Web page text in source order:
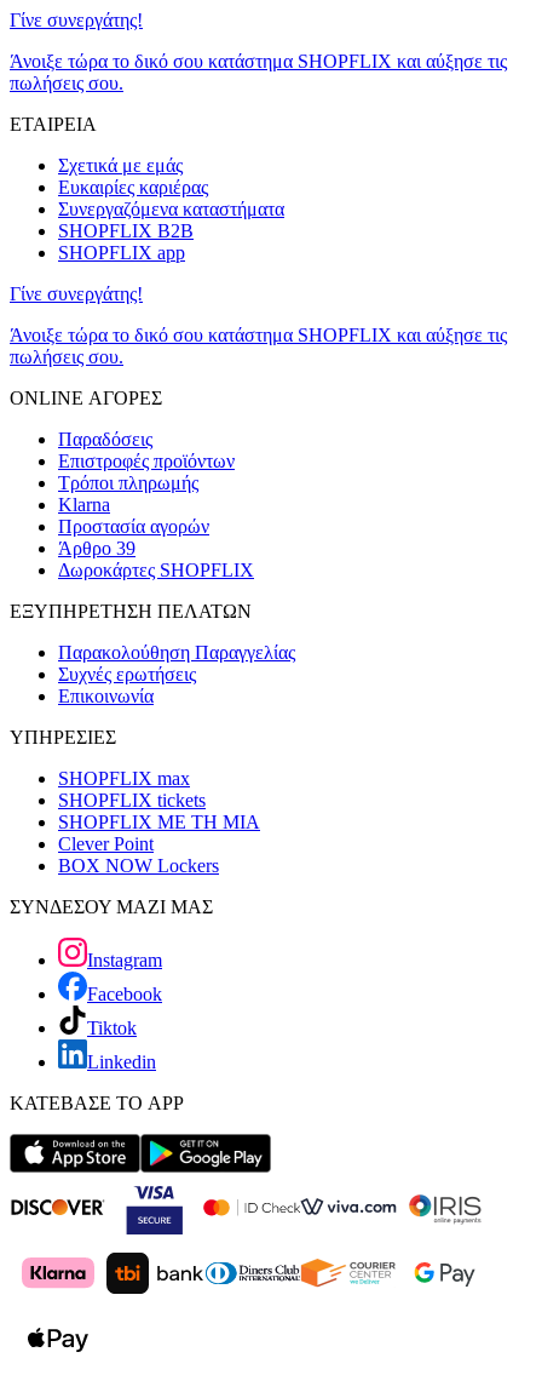
Γίνε συνεργάτης!
Άνοιξε τώρα το δικό σου κατάστημα SHOPFLIX και αύξησε τις
πωλήσεις σου.
ΕΤΑΙΡΕΙΑ
Σχετικά με εμάς
Ευκαιρίες καριέρας
Συνεργαζόμενα καταστήματα
SHOPFLIX B2B
SHOPFLIX app
Γίνε συνεργάτης!
Άνοιξε τώρα το δικό σου κατάστημα SHOPFLIX και αύξησε τις
πωλήσεις σου.
ONLINE ΑΓΟΡΕΣ
Παραδόσεις
Επιστροφές προϊόντων
Τρόποι πληρωμής
Klarna
Προστασία αγορών
Άρθρο 39
Δωροκάρτες SHOPFLIX
ΕΞΥΠΗΡΕΤΗΣΗ ΠΕΛΑΤΩΝ
Παρακολούθηση Παραγγελίας
Συχνές ερωτήσεις
Επικοινωνία
ΥΠΗΡΕΣΙΕΣ
SHOPFLIX max
SHOPFLIX tickets
SHOPFLIX ΜΕ ΤΗ ΜΙΑ
Clever Point
BOX NOW Lockers
ΣΥΝΔΕΣΟΥ ΜΑΖΙ ΜΑΣ
Instagram
Facebook
Tiktok
Linkedin
ΚΑΤΕΒΑΣΕ ΤΟ APP